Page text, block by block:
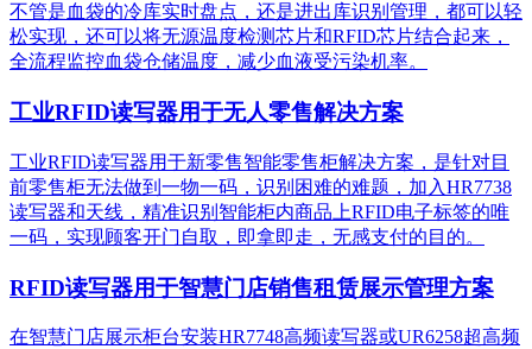
不管是血袋的冷库实时盘点，还是进出库识别管理，都可以轻
松实现，还可以将无源温度检测芯片和RFID芯片结合起来，
全流程监控血袋仓储温度，减少血液受污染机率。
工业RFID读写器用于无人零售解决方案
工业RFID读写器用于新零售智能零售柜解决方案，是针对目
前零售柜无法做到一物一码，识别困难的难题，加入HR7738
读写器和天线，精准识别​智能柜内商品上RFID电子标签的唯
一码，实现顾客开门自取，即拿即走，无感支付的目的。
RFID读写器用于智慧门店销售租赁展示管理方案
在智慧门店展示柜台安装HR7748高频读写器或UR6258超高频